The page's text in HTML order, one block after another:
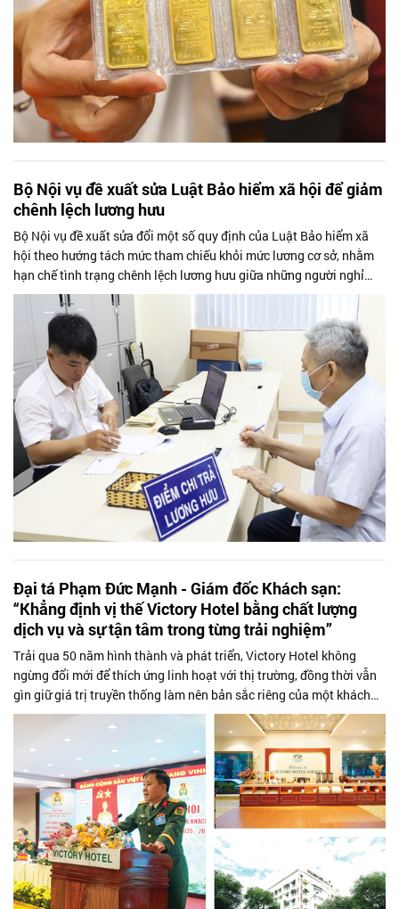
Bộ Nội vụ đề xuất sửa Luật Bảo hiểm xã hội để giảm
chênh lệch lương hưu
Bộ Nội vụ đề xuất sửa đổi một số quy định của Luật Bảo hiểm xã
hội theo hướng tách mức tham chiếu khỏi mức lương cơ sở, nhằm
hạn chế tình trạng chênh lệch lương hưu giữa những người nghỉ
hưu trước và sau...
Đại tá Phạm Đức Mạnh - Giám đốc Khách sạn:
“Khẳng định vị thế Victory Hotel bằng chất lượng
dịch vụ và sự tận tâm trong từng trải nghiệm”
Trải qua 50 năm hình thành và phát triển, Victory Hotel không
ngừng đổi mới để thích ứng linh hoạt với thị trường, đồng thời vẫn
gìn giữ giá trị truyền thống làm nên bản sắc riêng của một khách
sạn Quân...